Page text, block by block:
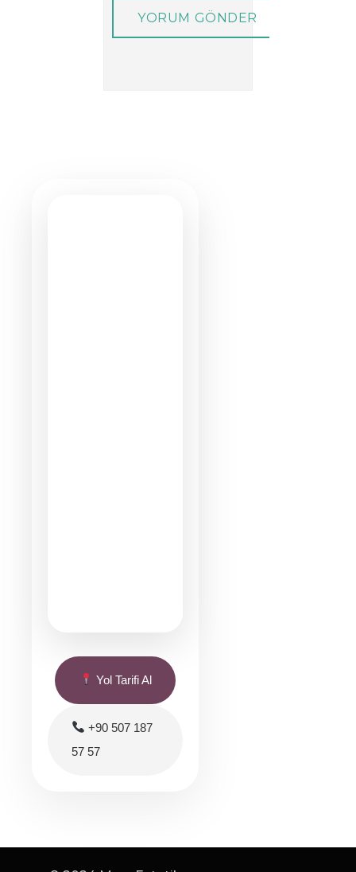
Yol Tarifi Al
+90 507 187
57 57